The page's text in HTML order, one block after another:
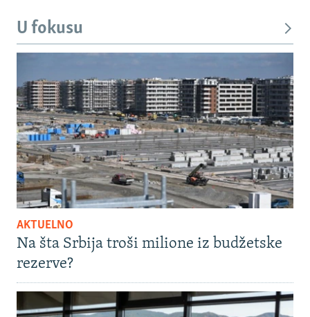
U fokusu
AKTUELNO
Na šta Srbija troši milione iz budžetske
rezerve?